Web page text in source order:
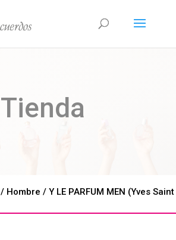
Tienda
/ Hombre / Y LE PARFUM MEN (Yves Saint